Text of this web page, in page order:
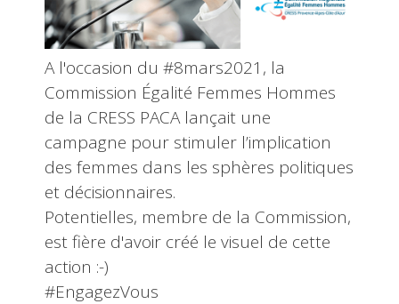
A l'occasion du #8mars2021, la
Commission Égalité Femmes Hommes
de la CRESS PACA lançait une
campagne pour stimuler l’implication
des femmes dans les sphères politiques
et décisionnaires.
Potentielles, membre de la Commission,
est fière d'avoir créé le visuel de cette
action :-)
#EngagezVous